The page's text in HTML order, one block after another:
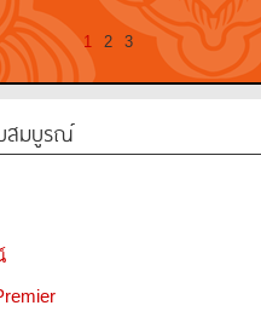
1 2 3
สมบูรณ์